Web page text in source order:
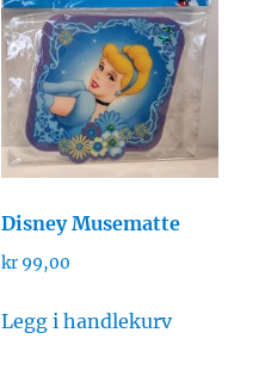
Disney Musematte
kr99,00
Legg i handlekurv